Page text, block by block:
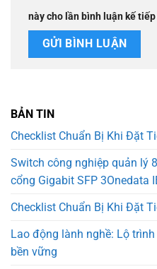
này cho lần bình luận kế
BẢN TIN
Checklist Chuẩn Bị Khi Đặt
Switch công nghiệp quản lý
cổng Gigabit SFP 3Onedata
Checklist Chuẩn Bị Khi Đặt
Lao động lành nghề: Lộ
bền vững